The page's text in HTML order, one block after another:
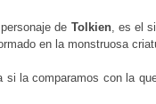
de Tolkien, es el
en la monstruosa
la comparamos con la